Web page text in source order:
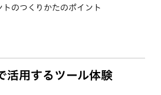
トのつくりかたのポイント
活用するツール体験